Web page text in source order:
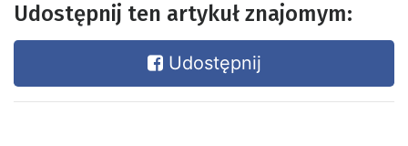
Udostępnij ten artykuł znajomym:
Udostępnij